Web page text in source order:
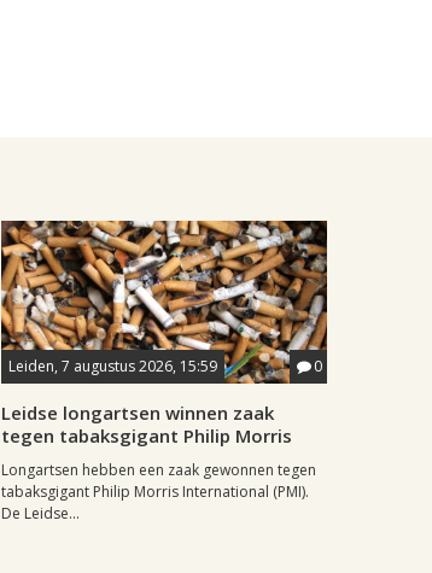
Leiden, 7 augustus 2026, 15:59 0
Leidse longartsen winnen zaak
tegen tabaksgigant Philip Morris
Longartsen hebben een zaak gewonnen tegen
tabaksgigant Philip Morris International (PMI).
De Leidse...